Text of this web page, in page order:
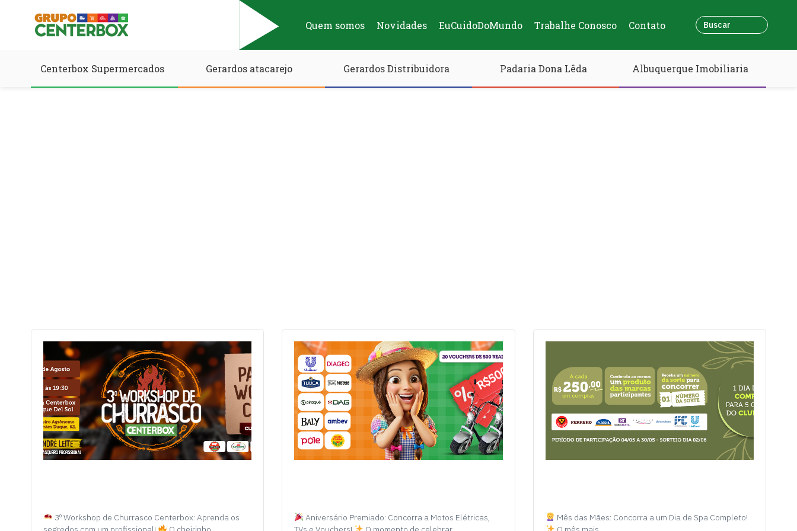
Quem somos Novidades EuCuidoDoMundo Trabalhe Conosco Contato
Centerbox Supermercados Gerardos atacarejo Gerardos Distribuidora Padaria Dona Lêda Albuquerque Imobiliaria
3º Workshop de Churrasco Centerbox: Aprenda os
Aniversário Premiado: Concorra a Motos Elétricas,
Mês das Mães: Concorra a um Dia de Spa Completo!